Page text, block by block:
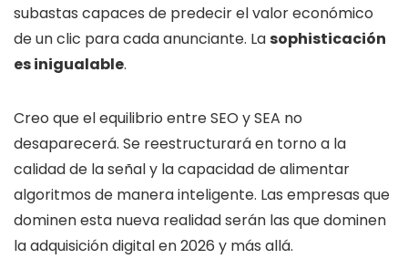
subastas capaces de predecir el valor económico
de un clic para cada anunciante. Lasophisticación
es inigualable.
Creo que el equilibrio entre SEO y SEA no
desaparecerá. Se reestructurará en torno a la
calidad de la señal y la capacidad de alimentar
algoritmos de manera inteligente. Las empresas que
dominen esta nueva realidad serán las que dominen
la adquisición digital en 2026 y más allá.